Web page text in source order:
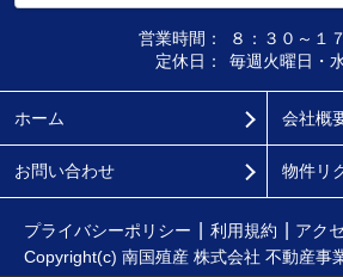
営業時間：
８：３０～１
定休日：
毎週火曜日・
ホーム 会社概
お問い合わせ 物件リ
プライバシーポリシー 利用規約 アク
Copyright(c) 南国殖産 株式会社 不動産事